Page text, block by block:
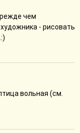
чем
- рисовать
вольная (см.